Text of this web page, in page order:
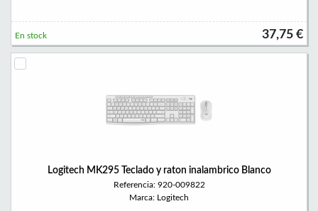
37,75 €
En stock
Logitech MK295 Teclado y raton inalambrico Blanco
Referencia: 920-009822
Marca: Logitech